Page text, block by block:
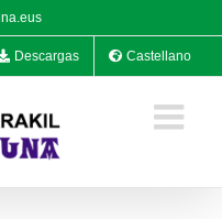
Descargas Castellano